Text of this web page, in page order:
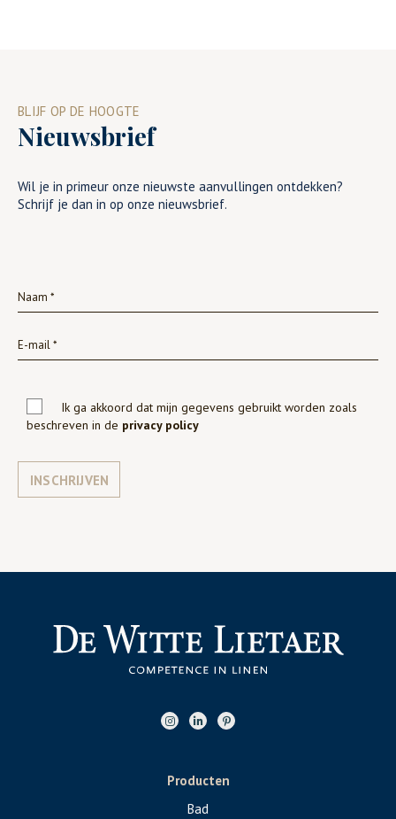
BLIJF OP DE HOOGTE
Nieuwsbrief
Wil je in primeur onze nieuwste aanvullingen ontdekken?
Schrijf je dan in op onze nieuwsbrief.
Ik ga akkoord dat mijn gegevens gebruikt worden zoals
beschreven in de privacy policy
INSCHRIJVEN
Producten
Bad